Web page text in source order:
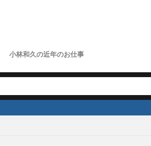
小林和久の近年のお仕事